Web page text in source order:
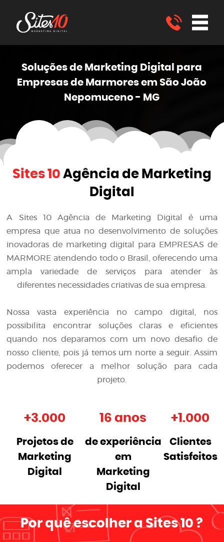
Soluções de Marketing Digital para
Empresas de Marmores em São João
Nepomuceno - MG
Sites 10 Agência de Marketing
Digital
A Sites 10 Agência de Marketing Digital
é uma
empresa que atua no desenvolvimento de soluções
inovadoras de marketing digital para EMPRESAS de
MARMORE atendendo todo o Brasil, oferecendo uma
ampla variedade de serviços para atender às
diferentes necessidades criativas de sua empresa.
Nossa vasta experiência no campo digital, nos
possibilita encontrar soluções claras e eficientes
quando nos deparamos com um novo desafio de
nosso cliente, pois já temos um norte a seguir. Assim
podemos oferecer a melhor solução para cada
projeto.
+3.000
Projetos de
Marketing
Digital
16 anos
de experiência
em
Marketing
Digital
+1.000
Clientes
Satisfeitos
Por quê escolher aSites 10 ?